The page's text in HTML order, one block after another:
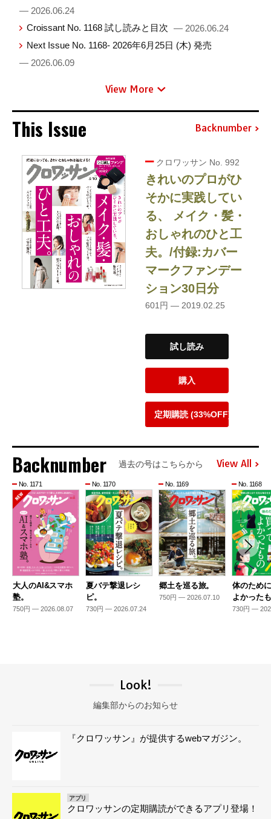
— 2026.06.24
Croissant No. 1168 試し読みと目次 — 2026.06.24
Next Issue No. 1168- 2026年6月25日 (木) 発売
— 2026.06.09
View More
This Issue Backnumber
クロワッサン No. 992
きれいのプロがひ
そかに実践してい
る、 メイク・髪・
おしゃれのひと工
夫。/付録:カバー
マークファンデー
ション30日分
601円 — 2019.02.25
試し読み
購入
定期購読 (33%OFF)
Backnumber 過去の号はこちらから View All
No. 1171
大人のAI&スマホ
塾。
750円 — 2026.08.07
No. 1170
夏バテ撃退レシ
ピ。
730円 — 2026.07.24
No. 1169
郷土を巡る旅。
750円 — 2026.07.10
No. 1168
体のため
よかった
730円 —
Look!
編集部からのお知らせ
『クロワッサン』が提供するwebマガジン。
アプリ
クロワッサンの定期購読ができるアプリ登場！